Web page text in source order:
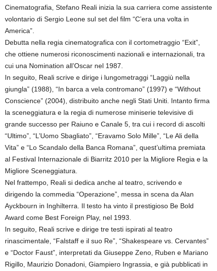
Cinematografia, Stefano Reali inizia la sua carriera come assistente
volontario di Sergio Leone sul set del film “C’era una volta in
America”.
Debutta nella regia cinematografica con il cortometraggio “Exit”,
che ottiene numerosi riconoscimenti nazionali e internazionali, tra
cui una Nomination all’Oscar nel 1987.
In seguito, Reali scrive e dirige i lungometraggi “Laggiù nella
giungla” (1988), “In barca a vela contromano” (1997) e “Without
Conscience” (2004), distribuito anche negli Stati Uniti. Intanto firma
la sceneggiatura e la regia di numerose miniserie televisive di
grande successo per Raiuno e Canale 5, tra cui i record di ascolti
“Ultimo”, “L’Uomo Sbagliato”, “Eravamo Solo Mille”, “Le Ali della
Vita” e “Lo Scandalo della Banca Romana”, quest’ultima premiata
al Festival Internazionale di Biarritz 2010 per la Migliore Regia e la
Migliore Sceneggiatura.
Nel frattempo, Reali si dedica anche al teatro, scrivendo e
dirigendo la commedia “Operazione”, messa in scena da Alan
Ayckbourn in Inghilterra. Il testo ha vinto il prestigioso Be Bold
Award come Best Foreign Play, nel 1993.
In seguito, Reali scrive e dirige tre testi ispirati al teatro
rinascimentale, “Falstaff e il suo Re”, “Shakespeare vs. Cervantes”
e “Doctor Faust”, interpretati da Giuseppe Zeno, Ruben e Mariano
Rigillo, Maurizio Donadoni, Giampiero Ingrassia, e già pubblicati in